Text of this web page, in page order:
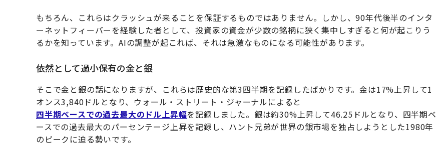
もちろん、これらはクラッシュが来ることを保証するものではありません。しかし、90年代後半のインタ
ーネットフィーバーを経験した者として、投資家の資金が少数の銘柄に狭く集中しすぎると何が起こりう
るかを知っています。AIの調整が起これば、それは急激なものになる可能性があります。
依然として過小保有の金と銀
そこで金と銀の話になりますが、これらは歴史的な第3四半期を記録したばかりです。金は17%上昇して1
オンス3,840ドルとなり、ウォール・ストリート・ジャーナルによると
四半期ベースでの過去最大のドル上昇幅を記録しました。銀は約30%上昇して46.25ドルとなり、四半期ベ
ースでの過去最大のパーセンテージ上昇を記録し、ハント兄弟が世界の銀市場を独占しようとした1980年
のピークに迫る勢いです。